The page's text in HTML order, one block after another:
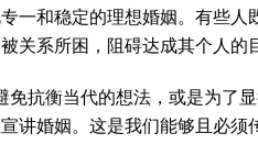
一和稳定的理想婚姻。有些人
关系所困，阻碍达成其个人的
免抗衡当代的想法，或是为了
讲婚姻。这是我们能够且必须